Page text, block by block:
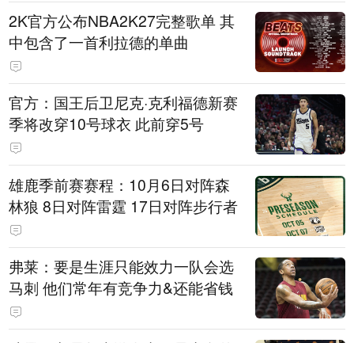
2K官方公布NBA2K27完整歌单 其
中包含了一首利拉德的单曲
官方：国王后卫尼克·克利福德新赛
季将改穿10号球衣 此前穿5号
雄鹿季前赛赛程：10月6日对阵森
林狼 8日对阵雷霆 17日对阵步行者
弗莱：要是生涯只能效力一队会选
马刺 他们常年有竞争力&还能省钱